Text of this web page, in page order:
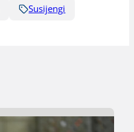
Susijengi